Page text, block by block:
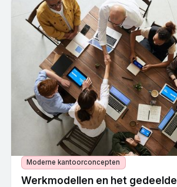
Moderne kantoorconcepten
Werkmodellen en het gedeelde